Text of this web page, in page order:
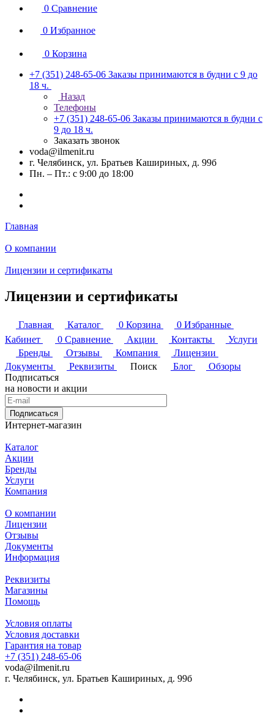
0 Сравнение
0 Избранное
0 Корзина
+7 (351) 248-65-06 Заказы принимаются в будни с 9 до
18 ч.
Назад
Телефоны
+7 (351) 248-65-06 Заказы принимаются в будни с
9 до 18 ч.
Заказать звонок
voda@ilmenit.ru
г. Челябинск, ул. Братьев Кашириных, д. 99б
Пн. – Пт.: с 9:00 до 18:00
Главная
О компании
Лицензии и сертификаты
Лицензии и сертификаты
Главная Каталог 0 Корзина 0 Избранные
Кабинет
0 Сравнение Акции Контакты
Услуги
Бренды
Отзывы Компания
Лицензии
Документы
Реквизиты Поиск Блог
Обзоры
Подписаться
на новости и акции
Подписаться
Интернет-магазин
Каталог
Акции
Бренды
Услуги
Компания
О компании
Лицензии
Отзывы
Документы
Информация
Реквизиты
Магазины
Помощь
Условия оплаты
Условия доставки
Гарантия на товар
+7 (351) 248-65-06
voda@ilmenit.ru
г. Челябинск, ул. Братьев Кашириных, д. 99б